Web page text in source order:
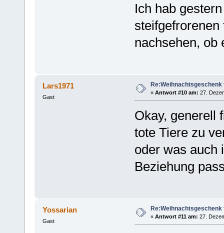
Ich hab
steifgefrorenen
nachsehen, ob
Lars1971
Gast
Re:Weihnachtsgeschenk
« Antwort #10 am: 27.
Okay, generell
tote Tiere zu
oder was auch
Beziehung
Yossarian
Gast
Re:Weihnachtsgeschenk
« Antwort #11 am: 27.